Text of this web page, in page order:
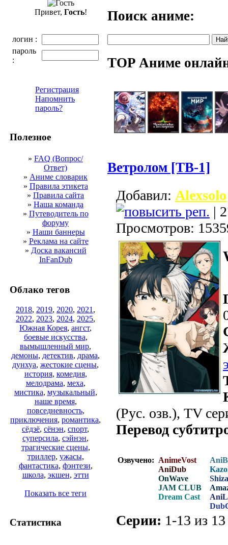
Привет, Гость!
логин :
пароль
:
Регистрация
Напомнить
пароль?
Полезное
» FAQ (Вопрос/
Ответ)
» Аниме словарик
» Правила этикета
» Правила сайта
» Наша команда
» Путеводитель по
форуму
» Наши баннеры
» Реклама на сайте
» Доска вакансий
InFanDub
Облако тегов
2018, 2019, 2020, 2021 ,
2022, 2023, 2024, 2025,
Южная Корея, ангст,
боевые искусства,
вымышленный мир,
демоны, детектив, драма,
дунхуа, жестокие сцены,
история, комедия,
мелодрама, меха,
мистика, музыкальный,
наше время,
повседневность,
приключения, романтика,
сёдзё, сёнэн, спорт,
суперсила, сэйнэн,
трагические сцены,
триллер, ужасы,
фантастика, фэнтези,
школа, экшен, этти
Показать все теги
Статистика
Поиск аниме:
TOP Аниме
Ветролом [ТВ-1]
Добавил: Alexsolo
|
Просмотров:
(Рус. озв.), TV
Перевод
Озвучено: AnimeVost
AniDub
OnWave
JAM CLUB
Dream Cast
Серии: 1-13 из